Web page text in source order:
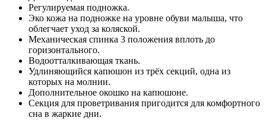
Регулируемая подножка.
Эко кожа на подножке на уровне обуви малыша, что
облегчает уход за коляской.
Механическая спинка 3 положения вплоть до
горизонтального.
Водоотталкивающая ткань.
Удлиняющийся капюшон из трёх секций, одна из
которых на молнии.
Дополнительное окошко на капюшоне.
Секция для проветривания пригодится для комфортного
сна в жаркие дни.